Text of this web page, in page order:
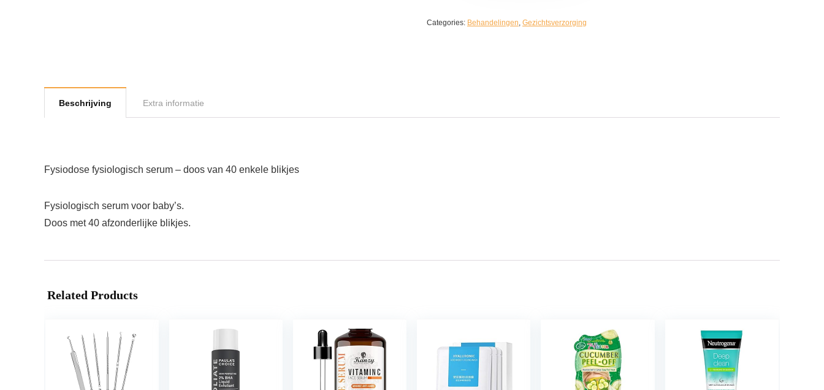
Categories: Behandelingen, Gezichtsverzorging
Beschrijving Extra informatie
Fysiodose fysiologisch serum – doos van 40 enkele blikjes
Fysiologisch serum voor baby’s.
Doos met 40 afzonderlijke blikjes.
Related Products